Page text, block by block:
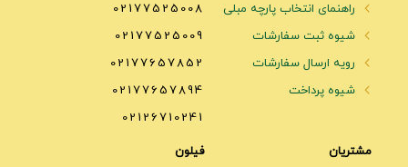
راهنمای انتخاب پارچه مبلی
شیوه ثبت سفارشات
رویه ارسال سفارشات
شیوه پرداخت
02177525008
02177525009
02177657852
02177657894
02126710241
مشتریان فیلون